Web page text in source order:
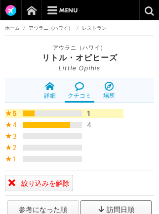
ホーム / アウラニ（ハワイ） / レストラン
アウラニ（ハワイ）
リトル・オピヒーズ
Little Opihis
詳細 クチコミ 場所
★5
1
★4
4
★3
★2
★1
絞り込みを解除
参考になった順 訪問日順